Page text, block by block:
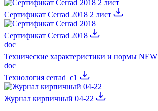
Сертификат Cerrad 2018 2 лист
Сертификат Cerrad 2018
doc
Технические характеристики и нормы NEW
doc
Технология cerrad_c1
Журнал кирпичный 04-22